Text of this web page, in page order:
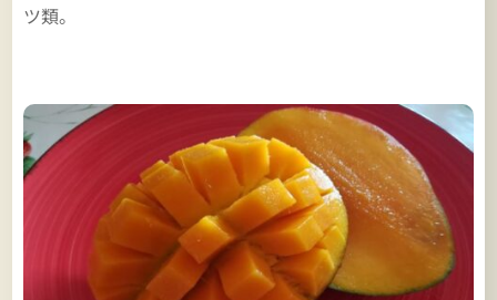
ツ類。